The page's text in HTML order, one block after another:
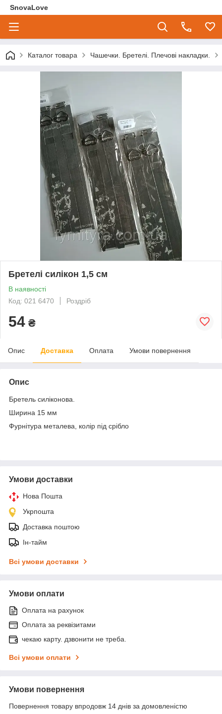
SnovaLove
Каталог товара Чашечки. Бретелі. Плечові накладки.
Бретелі силікон 1,5 см
В наявності
Код: 021 6470
Роздріб
54 ₴
Опис Доставка Оплата Умови повернення
Опис
Бретель силіконова.
Ширина 15 мм
Фурнітура металева, колір під срібло
Умови доставки
Нова Пошта
Укрпошта
Доставка поштою
Ін-тайм
Всі умови доставки
Умови оплати
Оплата на рахунок
Оплата за реквізитами
чекаю карту. дзвонити не треба.
Всі умови оплати
Умови повернення
Повернення товару впродовж 14 днів за домовленістю